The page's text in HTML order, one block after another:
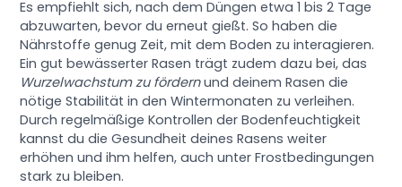
Es empfiehlt sich, nach dem Düngen etwa 1 bis 2 Tage
abzuwarten, bevor du erneut gießt. So haben die
Nährstoffe genug Zeit, mit dem Boden zu interagieren.
Ein gut bewässerter Rasen trägt zudem dazu bei, das
Wurzelwachstum zu fördernund deinem Rasen die
nötige Stabilität in den Wintermonaten zu verleihen.
Durch regelmäßige Kontrollen der Bodenfeuchtigkeit
kannst du die Gesundheit deines Rasens weiter
erhöhen und ihm helfen, auch unter Frostbedingungen
stark zu bleiben.